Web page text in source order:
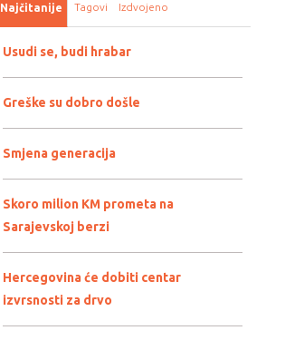
Najčitanije Tagovi Izdvojeno
Usudi se, budi hrabar
Greške su dobro došle
Smjena generacija
Skoro milion KM prometa na
Sarajevskoj berzi
Hercegovina će dobiti centar
izvrsnosti za drvo